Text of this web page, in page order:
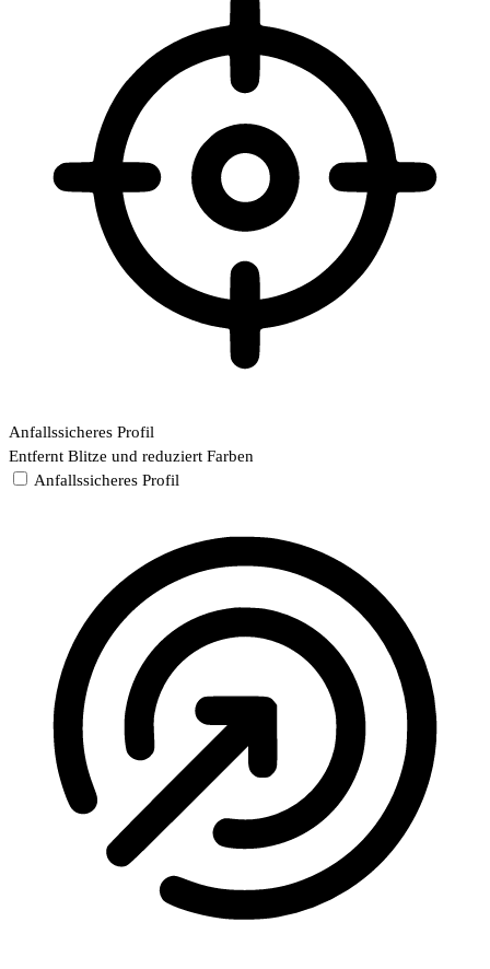
Anfallssicheres Profil
Entfernt Blitze und reduziert Farben
Anfallssicheres Profil